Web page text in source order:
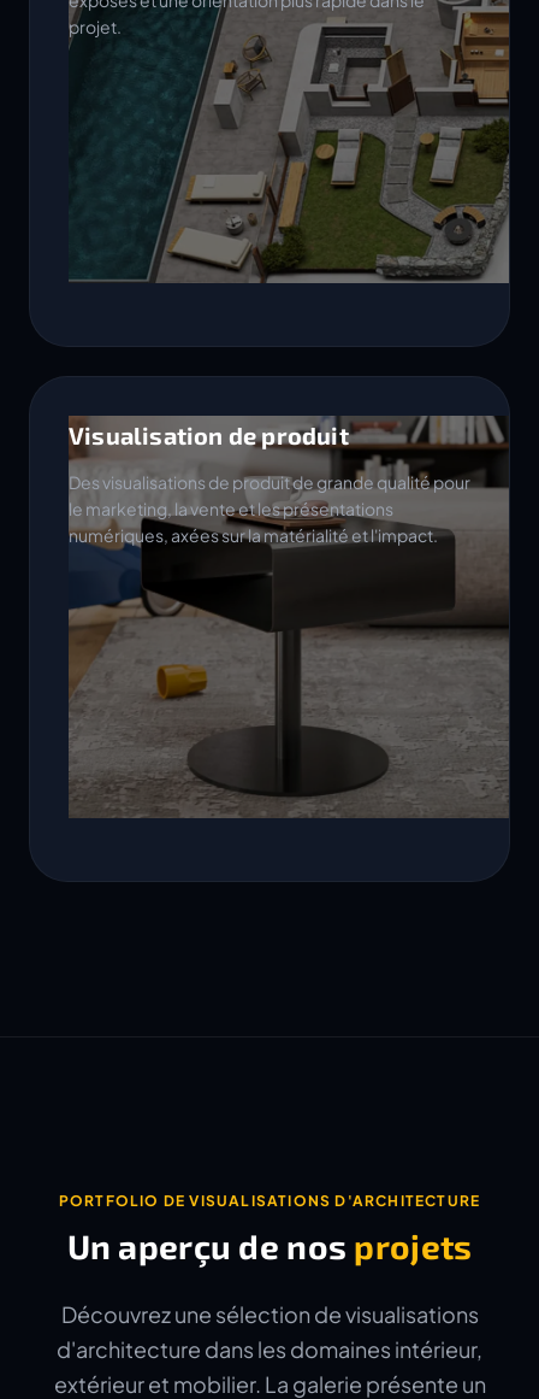
projet.
Visualisation de produit
Des visualisations de produit de grande qualité pour
le marketing, la vente et les présentations
numériques, axées sur la matérialité et l'impact.
PORTFOLIO DE VISUALISATIONS D'ARCHITECTURE
Un aperçu de nos projets
Découvrez une sélection de visualisations
d'architecture dans les domaines intérieur,
extérieur et mobilier. La galerie présente un